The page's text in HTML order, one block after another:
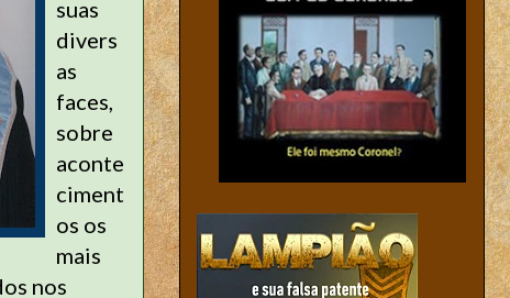
suas
divers
as
faces,
sobre
aconte
ciment
os os
mais
nos